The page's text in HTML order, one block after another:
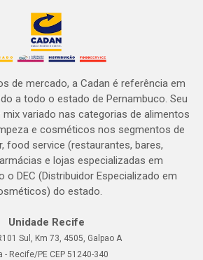
de mercado, a Cadan é referência em
a todo o estado de Pernambuco. Seu
variado nas categorias de alimentos
e cosméticos nos segmentos de
food service (restaurantes, bares,
e lojas especializadas em
o DEC (Distribuidor Especializado em
do estado.
Unidade Recife
Sul, Km 73, 4505, Galpao A
- Recife/PE CEP 51240-340